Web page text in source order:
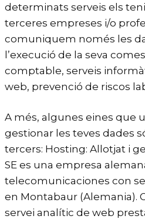
determinats serveis els
terceres empreses i/o
comuniquem només les
l’execució de la seva
comptable, serveis
web, prevenció de riscos
A més, algunes eines que
gestionar les teves dades
tercers: Hosting: Allotjat i
SE es una empresa
telecomunicaciones con
en Montabaur (Alemania).
servei analític de web